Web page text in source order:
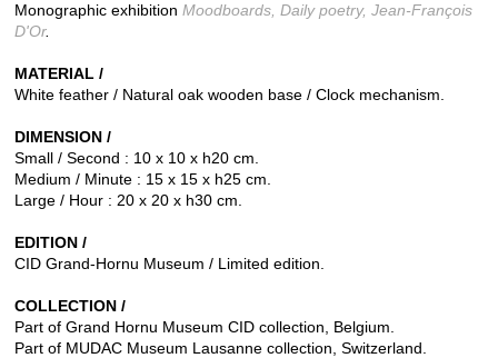
Monographic exhibition Moodboards, Daily poetry, Jean-François
D'Or.
MATERIAL /
White feather / Natural oak wooden base / Clock mechanism.
DIMENSION /
Small / Second : 10 x 10 x h20 cm.
Medium / Minute : 15 x 15 x h25 cm.
Large / Hour : 20 x 20 x h30 cm.
EDITION /
CID Grand-Hornu Museum / Limited edition.
COLLECTION /
Part of Grand Hornu Museum CID collection, Belgium.
Part of MUDAC Museum Lausanne collection, Switzerland.